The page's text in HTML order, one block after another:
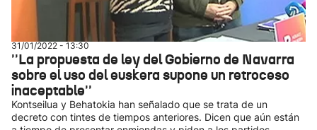
31/01/2022 - 13:30
''La propuesta de ley del Gobierno de Navarra
sobre el uso del euskera supone un retroceso
inaceptable''
Kontseilua y Behatokia han señalado que se trata de un
decreto con tintes de tiempos anteriores. Dicen que aún están